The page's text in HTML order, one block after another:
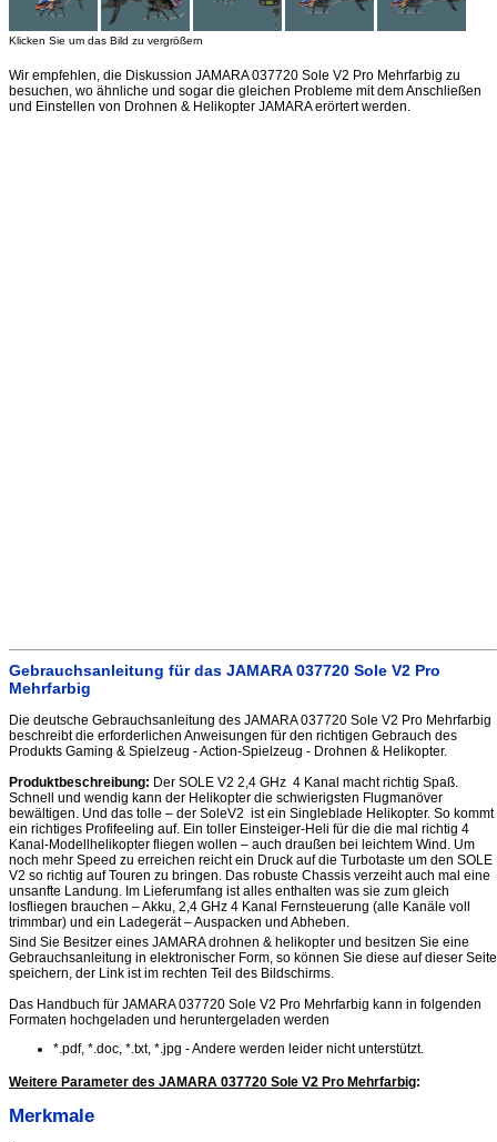
Klicken Sie um das Bild zu vergrößern
Wir empfehlen, die Diskussion JAMARA 037720 Sole V2 Pro Mehrfarbig zu
besuchen, wo ähnliche und sogar die gleichen Probleme mit dem Anschließen
und Einstellen von Drohnen & Helikopter JAMARA erörtert werden.
Gebrauchsanleitung für das JAMARA 037720 Sole V2 Pro
Mehrfarbig
Die deutsche Gebrauchsanleitung des JAMARA 037720 Sole V2 Pro Mehrfarbig
beschreibt die erforderlichen Anweisungen für den richtigen Gebrauch des
Produkts Gaming & Spielzeug - Action-Spielzeug - Drohnen & Helikopter.
Produktbeschreibung: Der SOLE V2 2,4 GHz 4 Kanal macht richtig Spaß.
Schnell und wendig kann der Helikopter die schwierigsten Flugmanöver
bewältigen. Und das tolle – der SoleV2 ist ein Singleblade Helikopter. So kommt
ein richtiges Profifeeling auf. Ein toller Einsteiger-Heli für die die mal richtig 4
Kanal-Modellhelikopter fliegen wollen – auch draußen bei leichtem Wind. Um
noch mehr Speed zu erreichen reicht ein Druck auf die Turbotaste um den SOLE
V2 so richtig auf Touren zu bringen. Das robuste Chassis verzeiht auch mal eine
unsanfte Landung. Im Lieferumfang ist alles enthalten was sie zum gleich
losfliegen brauchen – Akku, 2,4 GHz 4 Kanal Fernsteuerung (alle Kanäle voll
trimmbar) und ein Ladegerät – Auspacken und Abheben.
Sind Sie Besitzer eines JAMARA drohnen & helikopter und besitzen Sie eine
Gebrauchsanleitung in elektronischer Form, so können Sie diese auf dieser Seite
speichern, der Link ist im rechten Teil des Bildschirms.
Das Handbuch für JAMARA 037720 Sole V2 Pro Mehrfarbig kann in folgenden
Formaten hochgeladen und heruntergeladen werden
*.pdf, *.doc, *.txt, *.jpg - Andere werden leider nicht unterstützt.
Weitere Parameter des JAMARA 037720 Sole V2 Pro Mehrfarbig:
Merkmale